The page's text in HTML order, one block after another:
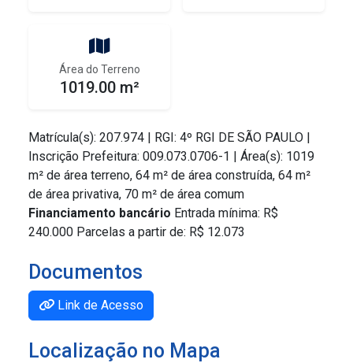
Área do Terreno
1019.00 m²
Matrícula(s): 207.974 | RGI: 4º RGI DE SÃO PAULO |
Inscrição Prefeitura: 009.073.0706-1 | Área(s): 1019
m² de área terreno, 64 m² de área construída, 64 m²
de área privativa, 70 m² de área comum
Financiamento bancário Entrada mínima: R$
240.000 Parcelas a partir de: R$ 12.073
Documentos
Link de Acesso
Localização no Mapa